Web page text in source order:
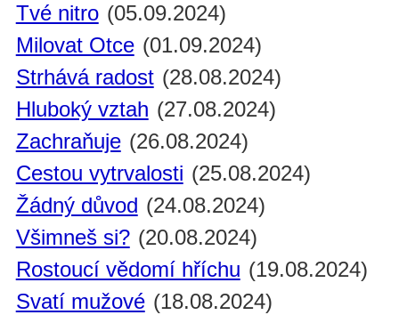
Tvé nitro (05.09.2024)
Milovat Otce (01.09.2024)
Strhává radost (28.08.2024)
Hluboký vztah (27.08.2024)
Zachraňuje (26.08.2024)
Cestou vytrvalosti (25.08.2024)
Žádný důvod (24.08.2024)
Všimneš si? (20.08.2024)
Rostoucí vědomí hříchu (19.08.2024)
Svatí mužové (18.08.2024)